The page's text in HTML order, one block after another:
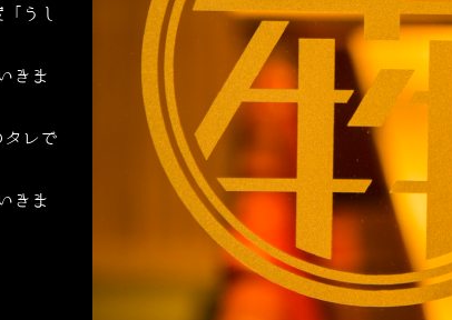
うし
きま
レで
きま